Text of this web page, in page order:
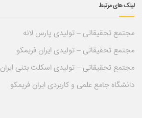
لینک های مرتبط
مجتمع تحقیقاتی – تولیدی پارس لانه
مجتمع تحقیقاتی – تولیدی ایران فریمکو
مجتمع تحقیقاتی – تولیدی اسکلت بتنی ایران
دانشگاه جامع علمی و کاربردی ایران فریمکو